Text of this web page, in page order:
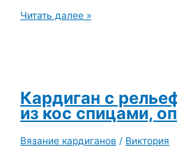
Вязаный
Читать далее »
Кардиган с
из кос спицами,
Вязание кардиганов / Виктория